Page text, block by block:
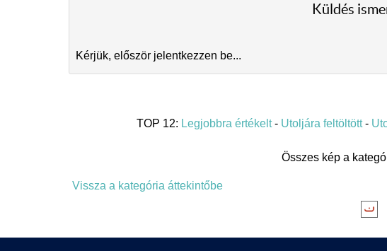
Küldés
Kérjük, először jelentkezzen be...
TOP 12: Legjobbra értékelt- Utoljára feltöltött-
Összes kép a
Vissza a kategória áttekintőbe